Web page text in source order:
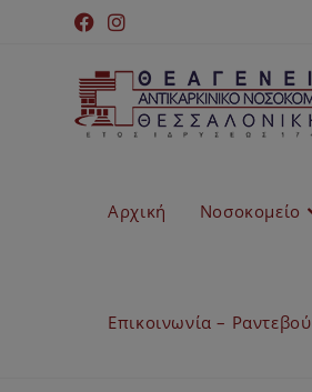
Αρχική Νοσοκομείο
Επικοινωνία – Ραντεβού